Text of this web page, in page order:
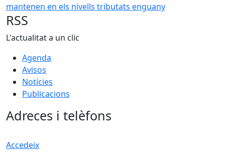
RSS
L'actualitat a un clic
Agenda
Avisos
Notícies
Publicacions
Adreces i telèfons
Accedeix